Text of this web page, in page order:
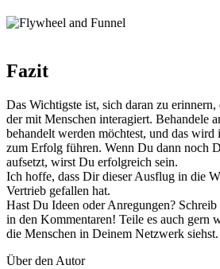
Fazit
Das Wichtigste ist, sich daran zu
der mit Menschen interagiert. Behandele
behandelt werden möchtest, und das wird
zum Erfolg führen. Wenn Du dann noch
aufsetzt, wirst Du erfolgreich sein.
Ich hoffe, dass Dir dieser Ausflug in die
Vertrieb gefallen hat.
Hast Du Ideen oder Anregungen?
in den Kommentaren! Teile es auch gern
die Menschen in Deinem Netzwerk siehst.
Über den Autor